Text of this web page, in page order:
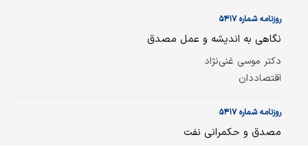
روزنامه شماره ۵۴۱۷
نگاهی به اندیشه و عمل مصدق
دکتر موسی غنی‌نژاد
اقتصاددان
روزنامه شماره ۵۴۱۷
مصدق و حکمرانی نفت